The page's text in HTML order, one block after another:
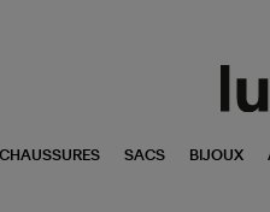
CHAUSSURES SACS BIJOUX